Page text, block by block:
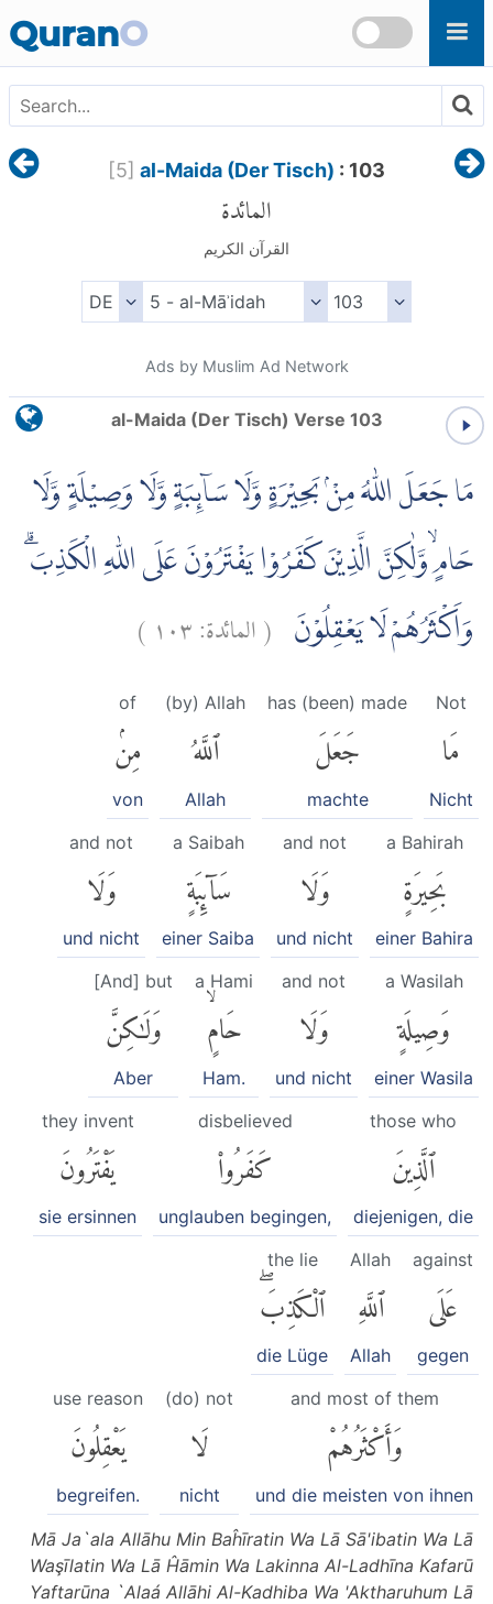
QuranO
[5] al-Maida (Der Tisch) : 103
المائدة
القرآن الكريم
Ads by Muslim Ad Network
al-Maida (Der Tisch) Verse 103
مَا جَعَلَ اللّٰهُ مِنْۢ بَحِيْرَةٍ وَّلَا سَاۤىِٕبَةٍ وَّلَا وَصِيْلَةٍ وَّلَا
حَامٍ ۙوَّلٰكِنَّ الَّذِيْنَ كَفَرُوْا يَفْتَرُوْنَ عَلَى اللّٰهِ الْكَذِبَۗ
وَاَكْثَرُهُمْ لَا يَعْقِلُوْنَ (المائدة:١٠٣ )
Not
مَا
Nicht
has (been) made
جَعَلَ
machte
(by) Allah
ٱللَّهُ
Allah
of
مِنۢ
von
a Bahirah
بَحِيرَةٍ
einer Bahira
and not
وَلَا
und nicht
a Saibah
سَآئِبَةٍ
einer Saiba
and not
وَلَا
und nicht
a Wasilah
وَصِيلَةٍ
einer Wasila
and not
وَلَا
und nicht
a Hami
حَامٍۙ
Ham.
[And] but
وَلَٰكِنَّ
Aber
those who
ٱلَّذِينَ
diejenigen, die
disbelieved
كَفَرُوا۟
unglauben begingen,
they invent
يَفْتَرُونَ
sie ersinnen
against
عَلَى
gegen
Allah
ٱللَّهِ
Allah
the lie
ٱلْكَذِبَۖ
die Lüge
and most of them
وَأَكْثَرُهُمْ
und die meisten von ihnen
(do) not
لَا
nicht
use reason
يَعْقِلُونَ
begreifen.
Mā Ja`ala Allāhu Min Baĥīratin Wa Lā Sā'ibatin Wa Lā
Waşīlatin Wa Lā Ĥāmin Wa Lakinna Al-Ladhīna Kafarū
Yaftarūna `Alaá Allāhi Al-Kadhiba Wa 'Aktharuhum Lā